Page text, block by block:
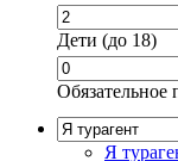
Дети (до 18)
Обязательное
Я